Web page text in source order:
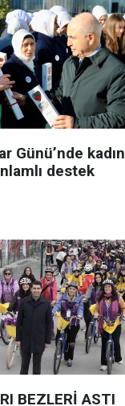
Günü’nde kadın
destek
BEZLERİ ASTI